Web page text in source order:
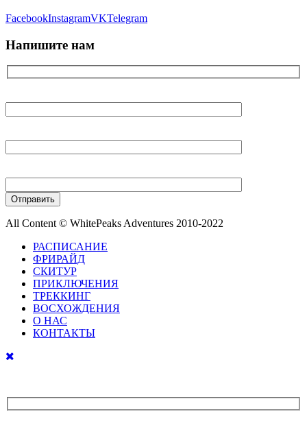
FacebookInstagramVKTelegram
Напишите нам
All Content © WhitePeaks Adventures 2010-2022
РАСПИСАНИЕ
ФРИРАЙД
СКИТУР
ПРИКЛЮЧЕНИЯ
ТРЕККИНГ
ВОСХОЖДЕНИЯ
О НАС
КОНТАКТЫ